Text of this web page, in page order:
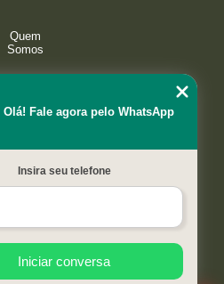
Quem
Somos
Galeria
Mapa do
site
Olá! Fale agora pelo WhatsApp
Insira seu telefone
Iniciar conversa